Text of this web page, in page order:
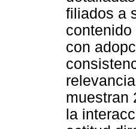
filiados a
con
muestran
la